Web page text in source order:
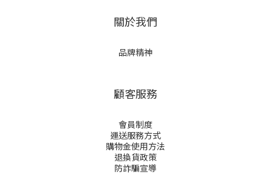
關於我們
品牌精神
顧客服務
會員制度
運送服務方式
購物金使用方法
退換貨政策
防詐騙宣導